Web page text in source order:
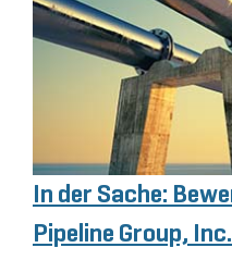
In der Sache:
Pipeline Group,